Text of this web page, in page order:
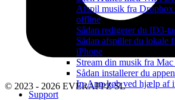
Afspil musik fra Dropbox
offline
Sådan redigerer du ID3-
Sådan afspiller du lokale
iPhone
Stream din musik fra
Sådan installerer du
In-App-køb ved hjælp af
Support
© 2023 - 2026 EVERAPPZ SL